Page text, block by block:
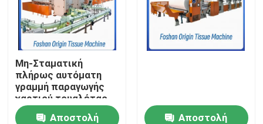
Επισκέψεις στο εργοστάσιο
Έλεγχος ποιότητας
Επικοινωνήστε μαζί μας
Μη-Σταματική
πλήρως αυτόματη
γραμμή παραγωγής
χαρτιού τουαλέτας
με μονάδα ανάγλυψης
Αποστολή Αποστολή